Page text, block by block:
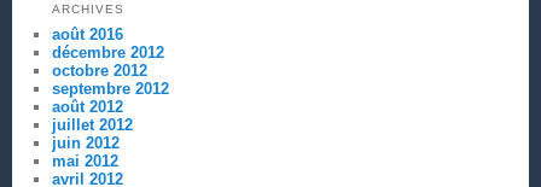
ARCHIVES
août 2016
décembre 2012
octobre 2012
septembre 2012
août 2012
juillet 2012
juin 2012
mai 2012
avril 2012